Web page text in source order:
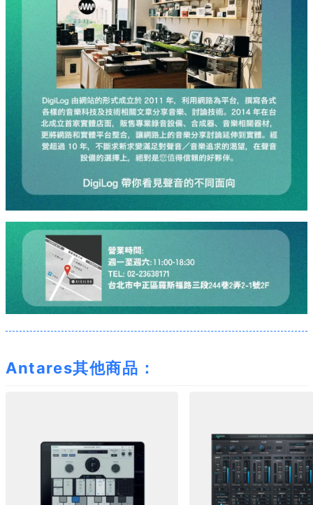
Antares其他商品：